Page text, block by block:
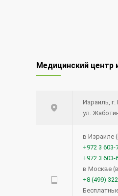
Медицинский центр
Израиль, г.
ул.
в Израиле
+972 3 603-
+972 3 603-
в Москве
+8 (499)